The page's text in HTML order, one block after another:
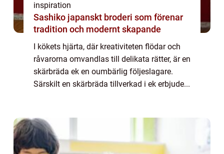
inspiration
Sashiko japanskt broderi som förenar
tradition och modernt skapande
I kökets hjärta, där kreativiteten flödar och
råvarorna omvandlas till delikata rätter, är en
skärbräda ek en oumbärlig följeslagare.
Särskilt en skärbräda tillverkad i ek erbjude...